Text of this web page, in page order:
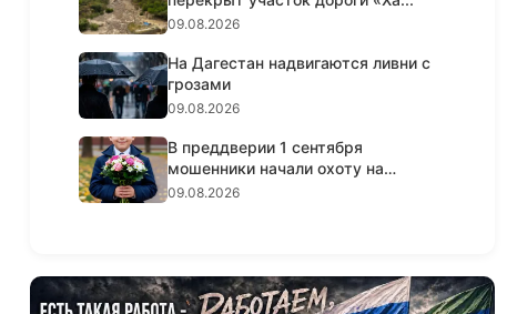
09.08.2026
На Дагестан надвигаются ливни с
грозами
09.08.2026
В преддверии 1 сентября
мошенники начали охоту на
родителей...
09.08.2026